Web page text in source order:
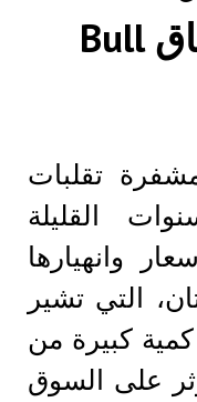
للمحفظة قبل سباق Bull
تقلبات
القليلة
وانهيارها
التي تشير
كبيرة من
على السوق